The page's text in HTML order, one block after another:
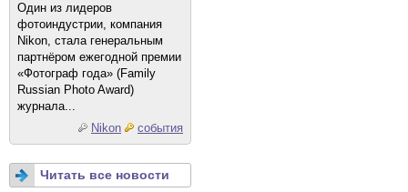
Один из лидеров
фотоиндустрии, компания
Nikon, стала генеральным
партнёром ежегодной премии
«Фотограф года» (Family
Russian Photo Award)
журнала...
Nikon
события
Читать все новости